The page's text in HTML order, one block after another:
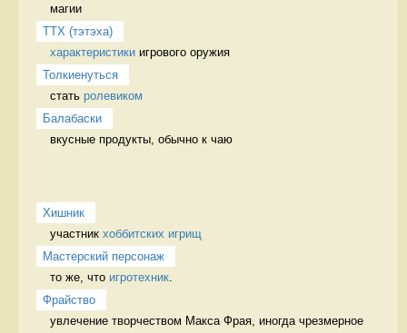
магии
ТТХ (тэтэха)
характеристики игрового оружия
Толкиенуться
стать ролевиком
Балабаски
вкусные продукты, обычно к чаю
Хишник
участник хоббитских игрищ
Мастерский персонаж
то же, что игротехник
Фрайство
увлечение творчеством Макса Фрая, иногда чрезмерное